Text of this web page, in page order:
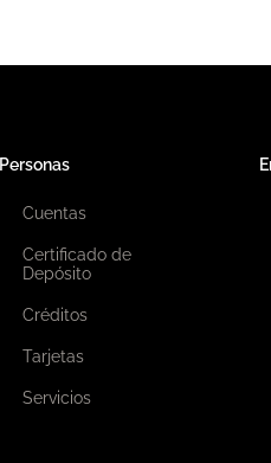
Personas
Cuentas
Certificado de
Depósito
Créditos
Tarjetas
Servicios